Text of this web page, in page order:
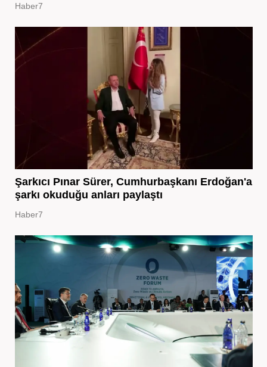
Haber7
Şarkıcı Pınar Sürer, Cumhurbaşkanı Erdoğan'a
şarkı okuduğu anları paylaştı
Haber7